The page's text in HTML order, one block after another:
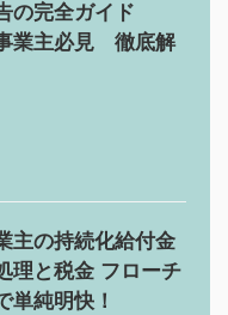
の完全ガイド
事業主必見 徹底解
主の持続化給付金
理と税金 フローチ
単純明快！